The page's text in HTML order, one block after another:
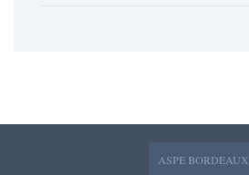
ASPE BORDEAUX